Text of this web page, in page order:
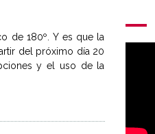
de 180º. Y es que la
del próximo día 20
y el uso de la